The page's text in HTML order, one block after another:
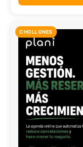
CHOLLONES